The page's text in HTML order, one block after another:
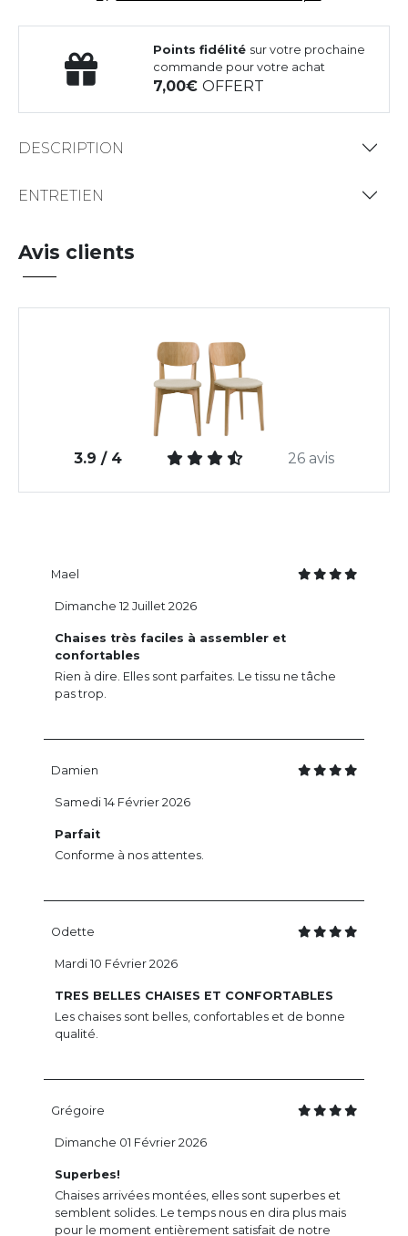
Points fidélité sur votre prochaine
commande pour votre achat
7,00OFFERT
DESCRIPTION
ENTRETIEN
Avis clients
3.9 / 4 26 avis
Mael
Chaises très faciles à assembler et
confortables
Rien à dire. Elles sont parfaites. Le tissu ne tâche
pas trop.
Dimanche 12 Juillet 2026
Damien
Parfait
Conforme à nos attentes.
Samedi 14 Février 2026
Odette
TRES BELLES CHAISES ET CONFORTABLES
Les chaises sont belles, confortables et de bonne
qualité.
Mardi 10 Février 2026
Grégoire
Superbes!
Chaises arrivées montées, elles sont superbes et
semblent solides. Le temps nous en dira plus mais
pour le moment entièrement satisfait de notre
Dimanche 01 Février 2026